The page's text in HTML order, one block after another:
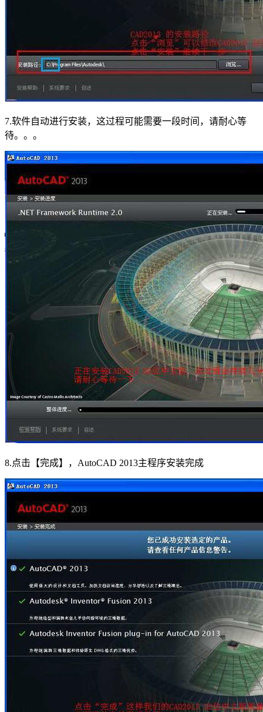
7.软件自动进行安装，这过程可能需要一段时间，请耐心等
待。。。
8.点击【完成】，AutoCAD 2013主程序安装完成